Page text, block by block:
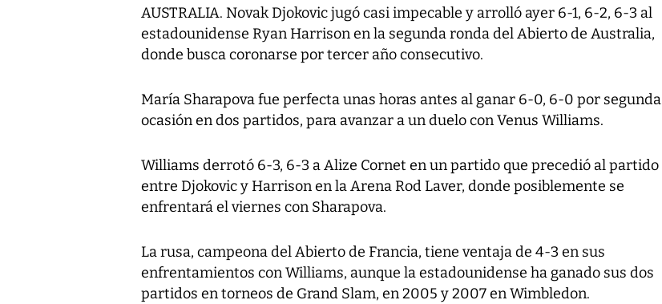
AUSTRALIA. Novak Djokovic jugó casi impecable y arrolló ayer 6-1, 6-2, 6-3 al
estadounidense Ryan Harrison en la segunda ronda del Abierto de Australia,
donde busca coronarse por tercer año consecutivo.
María Sharapova fue perfecta unas horas antes al ganar 6-0, 6-0 por segunda
ocasión en dos partidos, para avanzar a un duelo con Venus Williams.
Williams derrotó 6-3, 6-3 a Alize Cornet en un partido que precedió al partido
entre Djokovic y Harrison en la Arena Rod Laver, donde posiblemente se
enfrentará el viernes con Sharapova.
La rusa, campeona del Abierto de Francia, tiene ventaja de 4-3 en sus
enfrentamientos con Williams, aunque la estadounidense ha ganado sus dos
partidos en torneos de Grand Slam, en 2005 y 2007 en Wimbledon.